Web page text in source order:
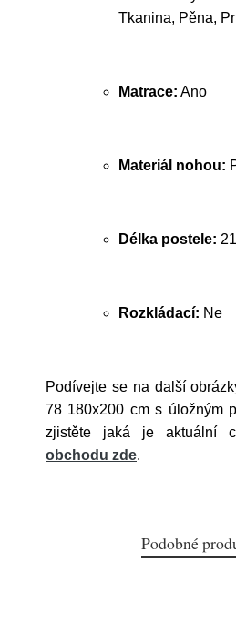
Tkanina, Pěna,
Matrace: Ano
Materiál nohou:
Délka postele:
Rozkládací: Ne
Podívejte se na další
78 180x200 cm s úložným
zjistěte jaká je aktuální
obchodu zde.
Podobné